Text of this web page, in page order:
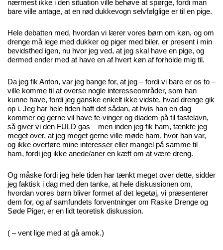
nærmest ikke i den situation ville behøve at spørge, fordi man
bare ville antage, at en rød dukkevogn selvfølglige er til en pige.
Hele debatten med, hvordan vi lærer vores børn om køn, og om
drenge må lege med dukker og piger med biler, er present i min
bevidsthed igen, nu hvor jeg ved, at jeg skal have en pige, og
dermed ender med at have en af hvert køn af forholde mig til.
Da jeg fik Anton, var jeg bange for, at jeg – fordi vi bare er os to –
ville komme til at overse nogle interesseområder, som han
kunne have, fordi jeg ganske enkelt ikke vidste, hvad drenge gik
op i. Jeg har hele tiden haft det sådan, at hvis han en dag
kommer og gerne vil have fe-vinger og diadem på til fastelavn,
så giver vi den FULD gas – men inden jeg fik ham, tænkte jeg
meget over, at jeg meget gerne ville møde ham, hvor han var,
og ikke overføre mine interesser eller mangel på samme til
ham, fordi jeg ikke anede/aner en kæft om at være dreng.
Og måske fordi jeg hele tiden har tænkt meget over dette, sidder
jeg faktisk i dag med den tanke, at hele diskussionen om,
hvordan vores børn bliver formet af det legetøj, vi præsenterer
dem for, og af samfundets forventninger om Raske Drenge og
Søde Piger, er en lidt teoretisk diskussion.
( – vent lige med at gå amok.)